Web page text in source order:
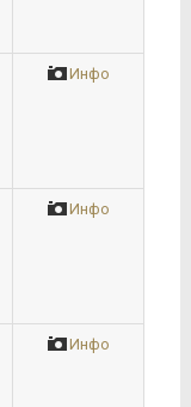
Инфо
Инфо
Инфо